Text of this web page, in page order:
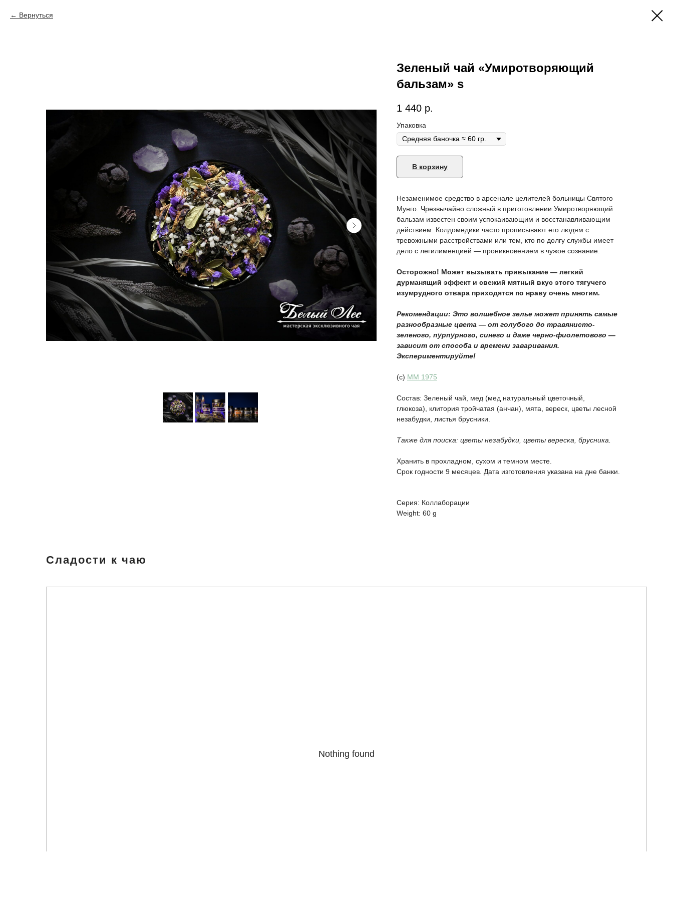
Вернуться
Зеленый чай «Умиротворяющий
бальзам» s
1 440 р.
Упаковка
В корзину
Незаменимое средство в арсенале целителей больницы Святого
Мунго. Чрезвычайно сложный в приготовлении Умиротворяющий
бальзам известен своим успокаивающим и восстанавливающим
действием. Колдомедики часто прописывают его людям с
тревожными расстройствами или тем, кто по долгу службы имеет
дело с легилименцией — проникновением в чужое сознание.
Осторожно! Может вызывать привыкание — легкий
дурманящий эффект и свежий мятный вкус этого тягучего
изумрудного отвара приходятся по нраву очень многим.
Рекомендации: Это волшебное зелье может принять самые
разнообразные цвета — от голубого до травянисто-
зеленого, пурпурного, синего и даже черно-фиолетового —
зависит от способа и времени заваривания.
Экспериментируйте!
(с) ММ 1975
Состав: Зеленый чай, мед (мед натуральный цветочный,
глюкоза), клитория тройчатая (анчан), мята, вереск, цветы лесной
незабудки, листья брусники.
Также для поиска: цветы незабудки, цветы вереска, брусника.
Хранить в прохладном, сухом и темном месте.
Срок годности 9 месяцев. Дата изготовления указана на дне банки.
Серия: Коллаборации
Weight: 60 g
Сладости к чаю
Nothing found